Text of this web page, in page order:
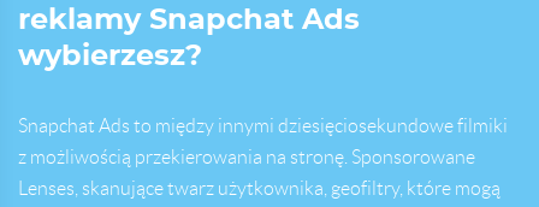
reklamy Snapchat Ads
wybierzesz?
Snapchat Ads to między innymi dziesięciosekundowe filmiki
z możliwością przekierowania na stronę. Sponsorowane
Lenses, skanujące twarz użytkownika, geofiltry, które mogą